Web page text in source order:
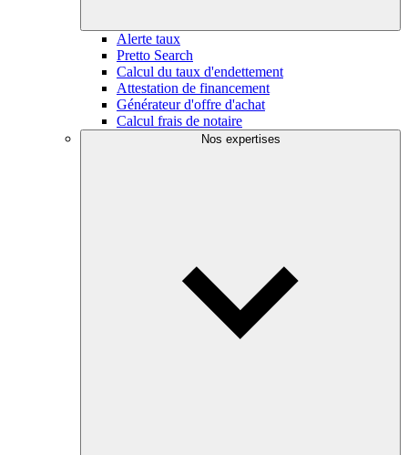
Alerte taux
Pretto Search
Calcul du taux d'endettement
Attestation de financement
Générateur d'offre d'achat
Calcul frais de notaire
Nos expertises